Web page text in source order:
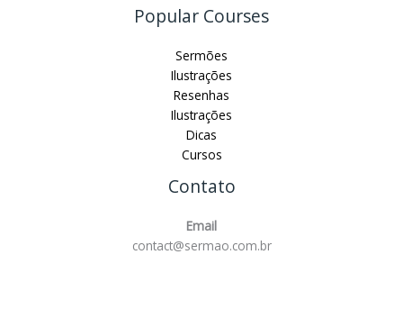
Popular Courses
Sermões
Ilustrações
Resenhas
Ilustrações
Dicas
Cursos
Contato
Email
contact@sermao.com.br